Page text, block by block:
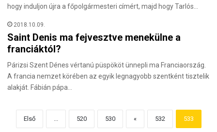
hogy induljon újra a főpolgármesteri címért, majd hogy Tarlós…
2018.10.09.
Saint Denis ma fejvesztve menekülne a
franciáktól?
Párizsi Szent Dénes vértanú püspököt ünnepli ma Franciaország.
A francia nemzet körében az egyik legnagyobb szentként tisztelik
alakját. Fábián pápa…
Első ... 520 530 « 532 533